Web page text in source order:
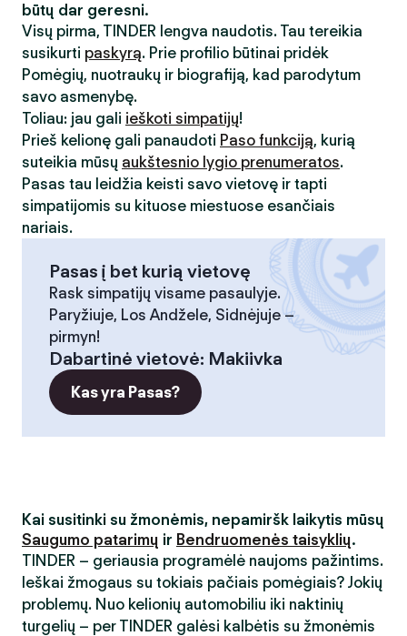
būtų dar geresni.
Visų pirma, TINDER lengva naudotis. Tau tereikia
susikurti paskyrą. Prie profilio būtinai pridėk
Pomėgių, nuotraukų ir biografiją, kad parodytum
savo asmenybę.
Toliau: jau gali ieškoti simpatijų!
Prieš kelionę gali panaudoti Paso funkciją, kurią
suteikia mūsų aukštesnio lygio prenumeratos.
Pasas tau leidžia keisti savo vietovę ir tapti
simpatijomis su kituose miestuose esančiais
nariais.
Pasas į bet kurią vietovę
Rask simpatijų visame pasaulyje.
Paryžiuje, Los Andžele, Sidnėjuje –
pirmyn!
Dabartinė vietovė: Makiivka
Kas yra Pasas?
Kai susitinki su žmonėmis, nepamiršk laikytis mūsų
Saugumo patarimų ir Bendruomenės taisyklių.
TINDER – geriausia programėlė naujoms pažintims.
Ieškai žmogaus su tokiais pačiais pomėgiais? Jokių
problemų. Nuo kelionių automobiliu iki naktinių
turgelių – per TINDER galėsi kalbėtis su žmonėmis